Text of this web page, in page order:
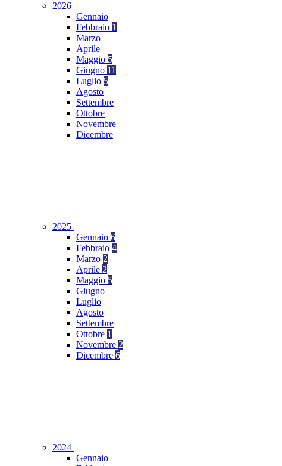
2026
Gennaio
Febbraio 1
Marzo
Aprile
Maggio 5
Giugno 11
Luglio 5
Agosto
Settembre
Ottobre
Novembre
Dicembre
2025
Gennaio 6
Febbraio 4
Marzo 2
Aprile 2
Maggio 5
Giugno
Luglio
Agosto
Settembre
Ottobre 1
Novembre 2
Dicembre 6
2024
Gennaio